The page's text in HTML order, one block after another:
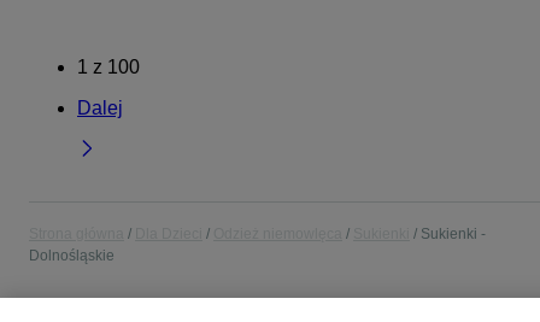
1 z 100
Dalej
Sukienki -
Dolnośląskie